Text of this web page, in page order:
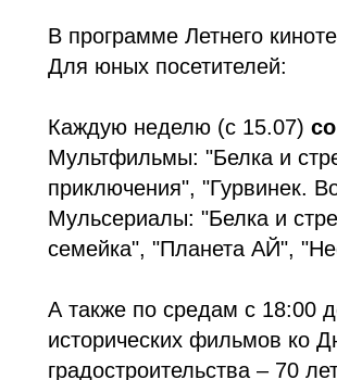
В программе Летнего
Для юных посетителей:
Каждую неделю (с 15.07)
Мультфильмы: "Белка и
приключения", "Гурвинек.
Мульсериалы: "Белка и
семейка", "Планета АЙ",
А также по средам с 18:00
исторических фильмов ко
градостроительства – 70